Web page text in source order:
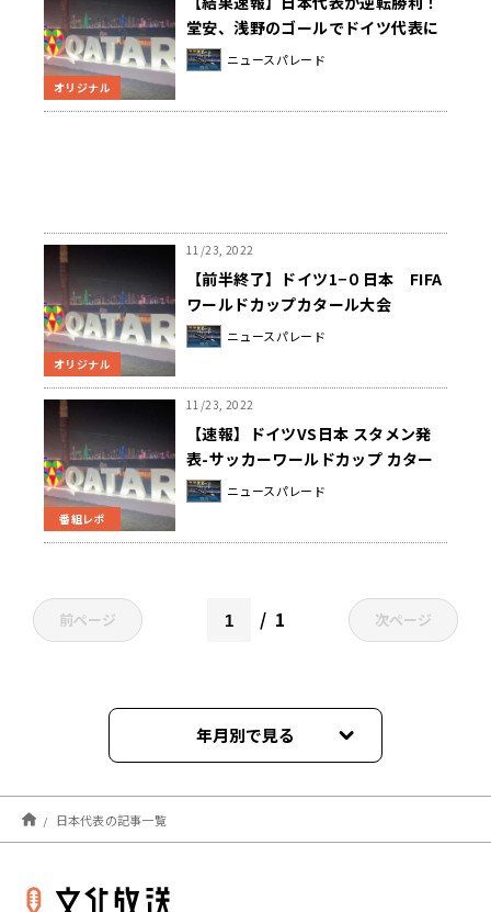
オリジナル
堂安、浅野のゴールでドイツ代表に
勝利！ニュースパレード
オリジナル
11/23, 2022
【前半終了】ドイツ1−０日本 FIFA
ワールドカップカタール大会
ニュースパレード
番組レポ
11/23, 2022
【速報】ドイツVS日本 スタメン発
表-サッカーワールドカップ カター
ル大会ニュースパレード
前ページ 1 次ページ
年月別で見る
2026年06月
2026年05月
2026年03月
日本代表の記事一覧